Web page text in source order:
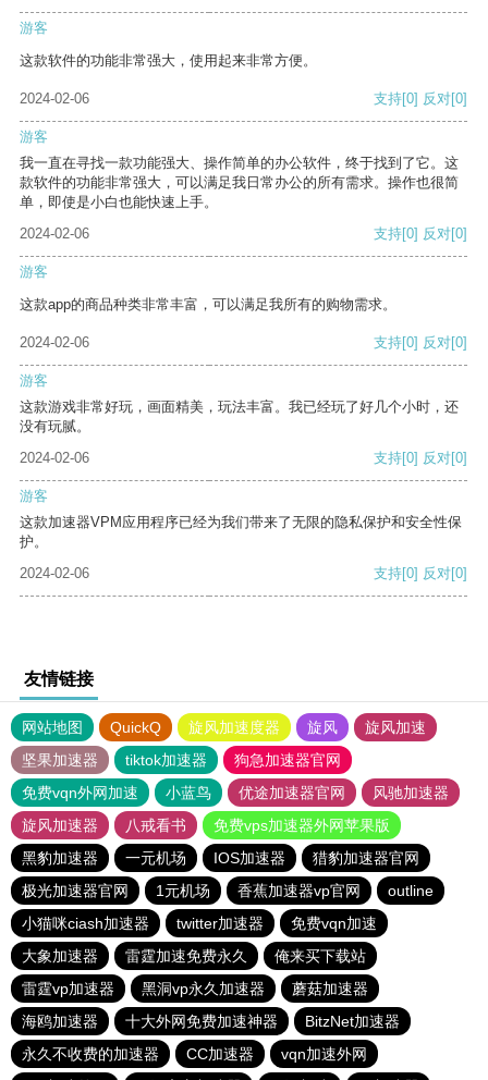
游客
这款软件的功能非常强大，使用起来非常方便。
2024-02-06 支持[0] 反对[0]
游客
我一直在寻找一款功能强大、操作简单的办公软件，终于找到了它。这
款软件的功能非常强大，可以满足我日常办公的所有需求。操作也很简
单，即使是小白也能快速上手。
2024-02-06
支持[0] 反对[0]
游客
这款app的商品种类非常丰富，可以满足我所有的购物需求。
2024-02-06 支持[0] 反对[0]
游客
这款游戏非常好玩，画面精美，玩法丰富。我已经玩了好几个小时，还
没有玩腻。
2024-02-06
支持[0] 反对[0]
游客
这款加速器VPM应用程序已经为我们带来了无限的隐私保护和安全性保
护。
2024-02-06
支持[0] 反对[0]
友情链接
网站地图 QuickQ 旋风加速度器 旋风
旋风加速
坚果加速器
tiktok加速器
狗急加速器官网
免费vqn外网加速
小蓝鸟 优途加速器官网
风驰加速器
旋风加速器
八戒看书
免费vps加速器外网苹果版
黑豹加速器
一元机场 IOS加速器
猎豹加速器官网
极光加速器官网
1元机场 香蕉加速器vp官网
outline
小猫咪ciash加速器
twitter加速器
免费vqn加速
大象加速器
雷霆加速免费永久
俺来买下载站
雷霆vp加速器
黑洞vp永久加速器
蘑菇加速器
海鸥加速器
十大外网免费加速神器
BitzNet加速器
永久不收费的加速器
CC加速器
vqn加速外网